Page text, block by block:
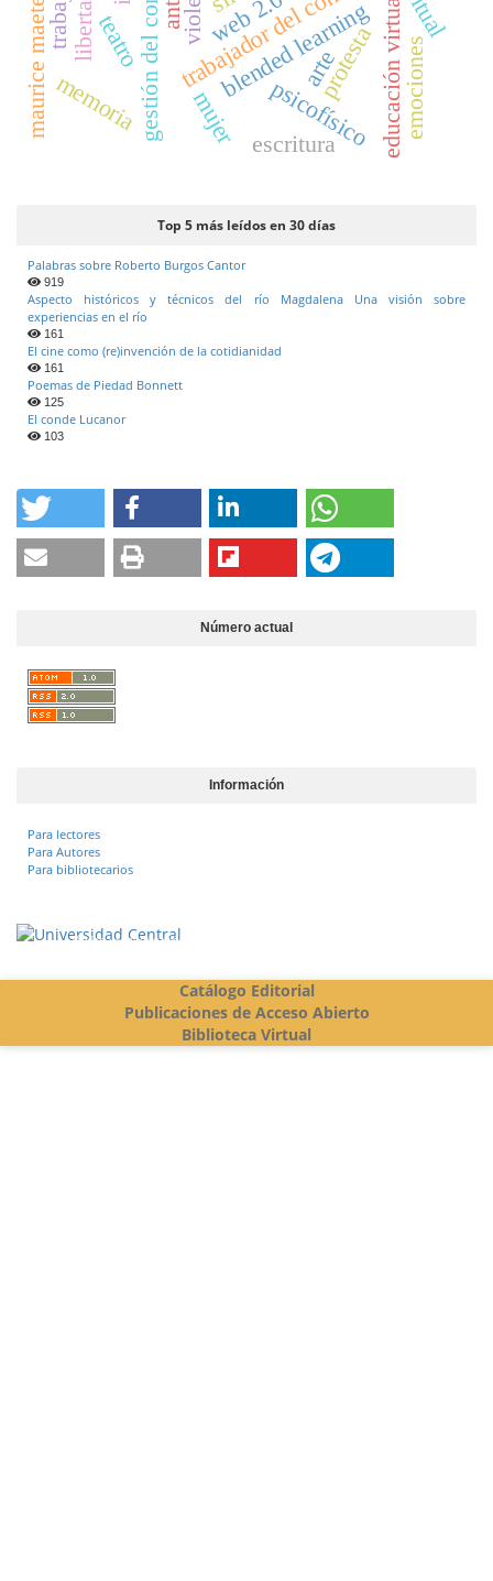
educación virtual
web 2.0
blended learning
mujer
protesta
teatro
memoria
ritual
emociones
psicofísico
arte
escritura
Top 5 más leídos en 30 días
Palabras sobre Roberto Burgos Cantor
919
Aspecto históricos y técnicos del río Magdalena Una visión sobre
experiencias en el río
161
El cine como (re)invención de la cotidianidad
161
Poemas de Piedad Bonnett
125
El conde Lucanor
103
Número actual
Información
Para lectores
Para Autores
Para bibliotecarios
Vigilada Mineducación
Catálogo Editorial
Publicaciones de Acceso Abierto
Biblioteca Virtual